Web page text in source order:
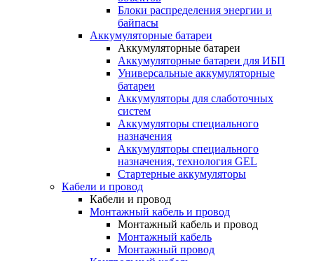
Блоки распределения энергии и
байпасы
Аккумуляторные батареи
Аккумуляторные батареи
Аккумуляторные батареи для ИБП
Универсальные аккумуляторные
батареи
Аккумуляторы для слаботочных
систем
Аккумуляторы специального
назначения
Аккумуляторы специального
назначения, технология GEL
Стартерные аккумуляторы
Кабели и провод
Кабели и провод
Монтажный кабель и провод
Монтажный кабель и провод
Монтажный кабель
Монтажный провод